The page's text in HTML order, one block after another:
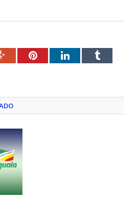
Google+PinterestLinkedInTumblr